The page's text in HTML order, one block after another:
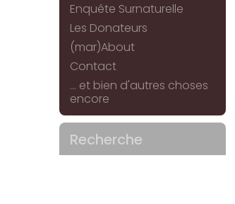
Enquête Surnaturelle
Les Donateurs
(mar)About
Contact
... et bien d'autres choses
encore
Recherche